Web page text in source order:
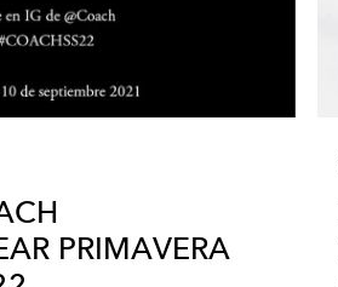
PRIMAVERA